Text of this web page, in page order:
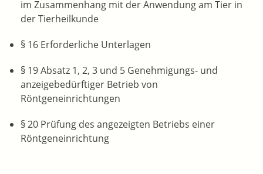
im Zusammenhang mit der Anwendung am Tier in
der Tierheilkunde
§ 16 Erforderliche Unterlagen
§ 19 Absatz 1, 2, 3 und 5 Genehmigungs- und
anzeigebedürftiger Betrieb von
Röntgeneinrichtungen
§ 20 Prüfung des angezeigten Betriebs einer
Röntgeneinrichtung